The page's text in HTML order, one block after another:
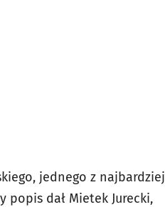
jednego z najbardziej
dał Mietek Jurecki,